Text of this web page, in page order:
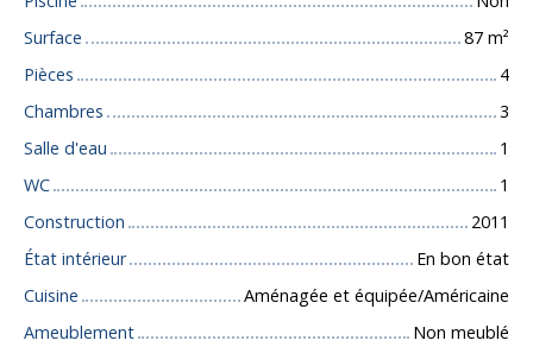
Surface
87 m²
Pièces
4
Chambres
3
Salle d'eau
1
WC
1
Construction
2011
État intérieur
En bon état
Cuisine
Aménagée et équipée/Américaine
Ameublement
Non meublé